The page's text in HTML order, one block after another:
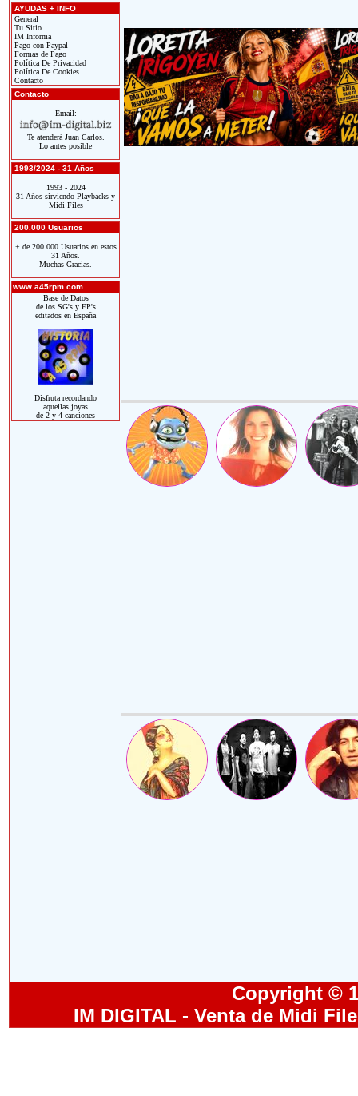
AYUDAS + INFO
General
Tu Sitio
IM Informa
Pago con Paypal
Formas de Pago
Política De Privacidad
Política De Cookies
Contacto
Contacto
Email:
Te atenderá Juan Carlos.
Lo antes posible
1993/2024 - 31 Años
1993 - 2024
31 Años sirviendo Playbacks y
Midi Files
200.000 Usuarios
+ de 200.000 Usuarios en estos
31 Años.
Muchas Gracias.
www.a45rpm.com
Base de Datos
de los SG's y EP's
editados en España
Disfruta recordando
aquellas joyas
de 2 y 4 canciones
Copyright ©
IM DIGITAL - Venta de Midi